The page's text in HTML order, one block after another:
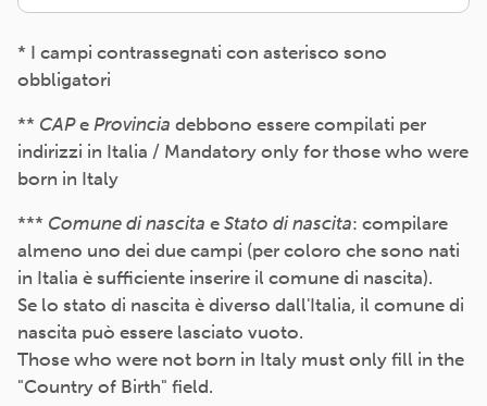
* I campi contrassegnati con asterisco sono
obbligatori
** CAPe Provincia debbono essere compilati per
indirizzi in Italia / Mandatory only for those who were
born in Italy
*** Comune di nascita e Stato di nascita: compilare
almeno uno dei due campi (per coloro che sono nati
in Italia è sufficiente inserire il comune di nascita).
Se lo stato di nascita è diverso dall'Italia, il comune di
nascita può essere lasciato vuoto.
Those who were not born in Italy must only fill in the
"Country of Birth" field.